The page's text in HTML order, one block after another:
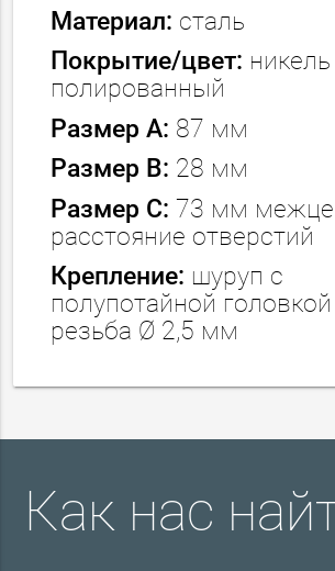
Материал: сталь
Покрытие/цвет: никель
полированный
Размер А: 87 мм
Размер В: 28 мм
Размер С: 73 мм
расстояние отверстий
Крепление: шуруп с
полупотайной
резьба Ø 2,5 мм
Как нас